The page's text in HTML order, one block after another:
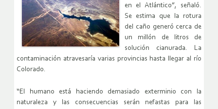
en el Atlántico”, señaló.
Se estima que la rotura
del caño generó cerca de
un millón de litros de
solución cianurada. La
contaminación atravesaría varias provincias hasta llegar al río
Colorado.
“El humano está haciendo demasiado exterminio con la
naturaleza y las consecuencias serán nefastas para las